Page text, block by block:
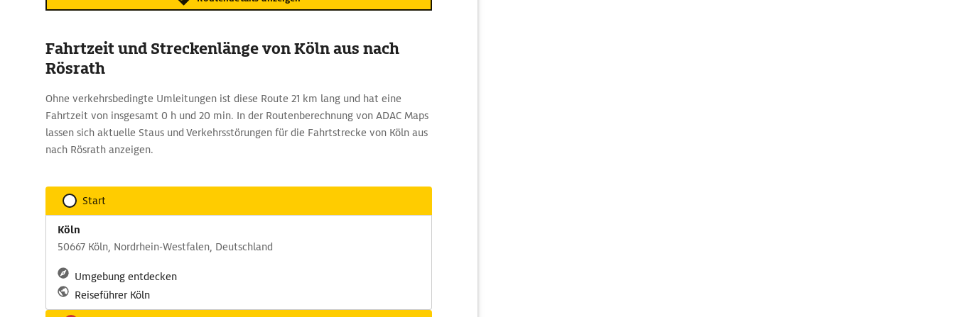
Fahrtzeit und Streckenlänge von Köln aus nach
Rösrath
Ohne verkehrsbedingte Umleitungen ist diese Route 21 km lang und hat eine
Fahrtzeit von insgesamt 0 h und 20 min. In der Routenberechnung von ADAC Maps
lassen sich aktuelle Staus und Verkehrsstörungen für die Fahrtstrecke von Köln aus
nach Rösrath anzeigen.
Start
Köln
50667 Köln, Nordrhein-Westfalen, Deutschland
Umgebung entdecken
Reiseführer Köln